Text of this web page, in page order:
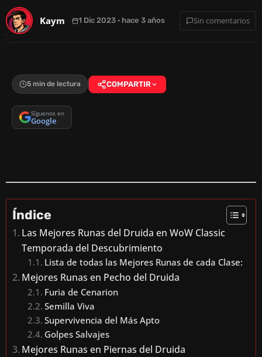
Kaym 1 Dic 2023 · hace 3 años Sin comentarios
5 min de lectura COMPARTIR
Síguenos en
Google
Índice
Las Mejores Runas del Druida en WoW Classic
Temporada del Descubrimiento
Lista de todas las Mejores Runas de cada Clase:
Mejores Runas en Pecho del Druida
Furia de Cenarion
Semilla Viva
Supervivencia del Más Apto
Golpes Salvajes
Mejores Runas en Piernas del Druida